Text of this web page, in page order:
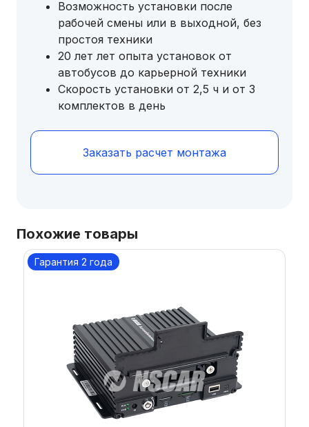
Возможность установки после
рабочей смены или в выходной, без
простоя техники
20 лет лет опыта установок от
автобусов до карьерной техники
Скорость установки от 2,5 ч и от 3
комплектов в день
Заказать расчет монтажа
Похожие товары
Гарантия 2 года